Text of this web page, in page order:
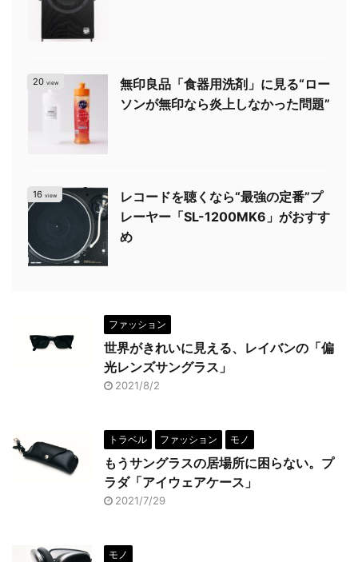
20 view
無印良品「食器用洗剤」に見る“ロー
ソンが無印なら炎上しなかった問題”
16 view
レコードを聴くなら“最強の定番”プ
レーヤー「SL-1200MK6」がおすす
め
ファッション
世界がきれいに見える、レイバンの「偏
光レンズサングラス」
2021/8/2
トラベル ファッション モノ
もうサングラスの居場所に困らない。プ
ラダ「アイウェアケース」
2021/7/29
モノ